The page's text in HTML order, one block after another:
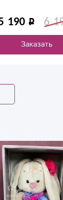
Ароматные
величины
с
190 6
Заказать